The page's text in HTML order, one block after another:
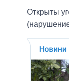
Открыты